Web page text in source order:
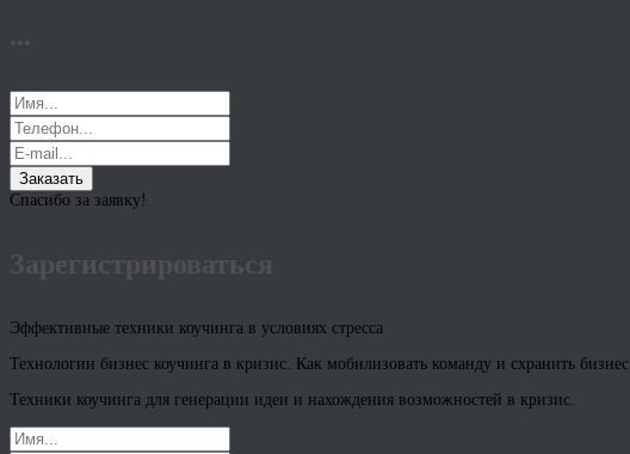
...
Заказать
Спасибо за заявку!
Зарегистрироваться
Эффективные техники коучинга в условиях стресса
Технологии бизнес коучинга в кризис. Как мобилизовать команду и схранить бизнес
Техники коучинга для генерации идеи и нахождения возможностей в кризис.